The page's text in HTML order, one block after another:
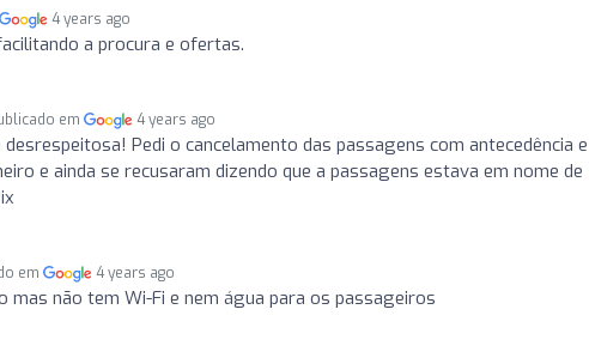
4 years ago
a procura e ofertas.
em 4 years ago
Pedi o cancelamento das passagens com antecedência e
e ainda se recusaram dizendo que a passagens estava em nome de
em 4 years ago
mas não tem Wi-Fi e nem água para os passageiros